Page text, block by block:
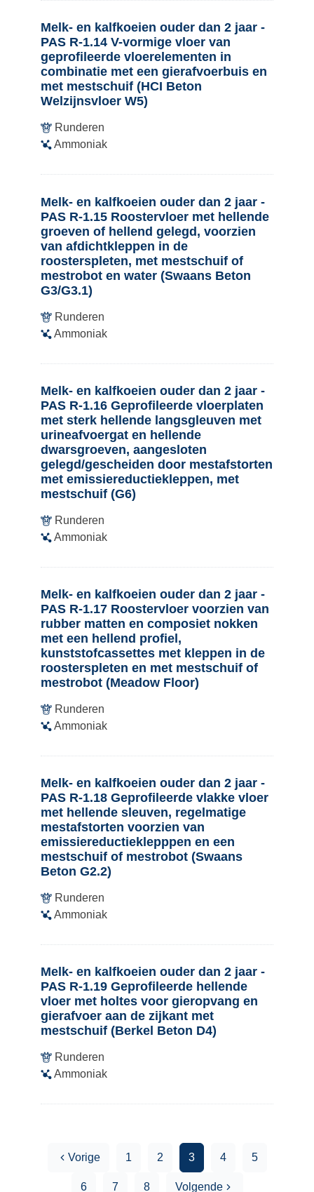
Melk- en kalfkoeien ouder dan 2 jaar -
PAS R-1.14 V-vormige vloer van
geprofileerde vloerelementen in
combinatie met een gierafvoerbuis en
met mestschuif (HCI Beton
Welzijnsvloer W5)
Runderen
Ammoniak
Melk- en kalfkoeien ouder dan 2 jaar -
PAS R-1.15 Roostervloer met hellende
groeven of hellend gelegd, voorzien
van afdichtkleppen in de
roosterspleten, met mestschuif of
mestrobot en water (Swaans Beton
G3/G3.1)
Runderen
Ammoniak
Melk- en kalfkoeien ouder dan 2 jaar -
PAS R-1.16 Geprofileerde vloerplaten
met sterk hellende langsgleuven met
urineafvoergat en hellende
dwarsgroeven, aangesloten
gelegd/gescheiden door mestafstorten
met emissiereductiekleppen, met
mestschuif (G6)
Runderen
Ammoniak
Melk- en kalfkoeien ouder dan 2 jaar -
PAS R-1.17 Roostervloer voorzien van
rubber matten en composiet nokken
met een hellend profiel,
kunststofcassettes met kleppen in de
roosterspleten en met mestschuif of
mestrobot (Meadow Floor)
Runderen
Ammoniak
Melk- en kalfkoeien ouder dan 2 jaar -
PAS R-1.18 Geprofileerde vlakke vloer
met hellende sleuven, regelmatige
mestafstorten voorzien van
emissiereductieklepppen en een
mestschuif of mestrobot (Swaans
Beton G2.2)
Runderen
Ammoniak
Melk- en kalfkoeien ouder dan 2 jaar -
PAS R-1.19 Geprofileerde hellende
vloer met holtes voor gieropvang en
gierafvoer aan de zijkant met
mestschuif (Berkel Beton D4)
Runderen
Ammoniak
Vorige 1 2 3 4 5
6 7 8 Volgende